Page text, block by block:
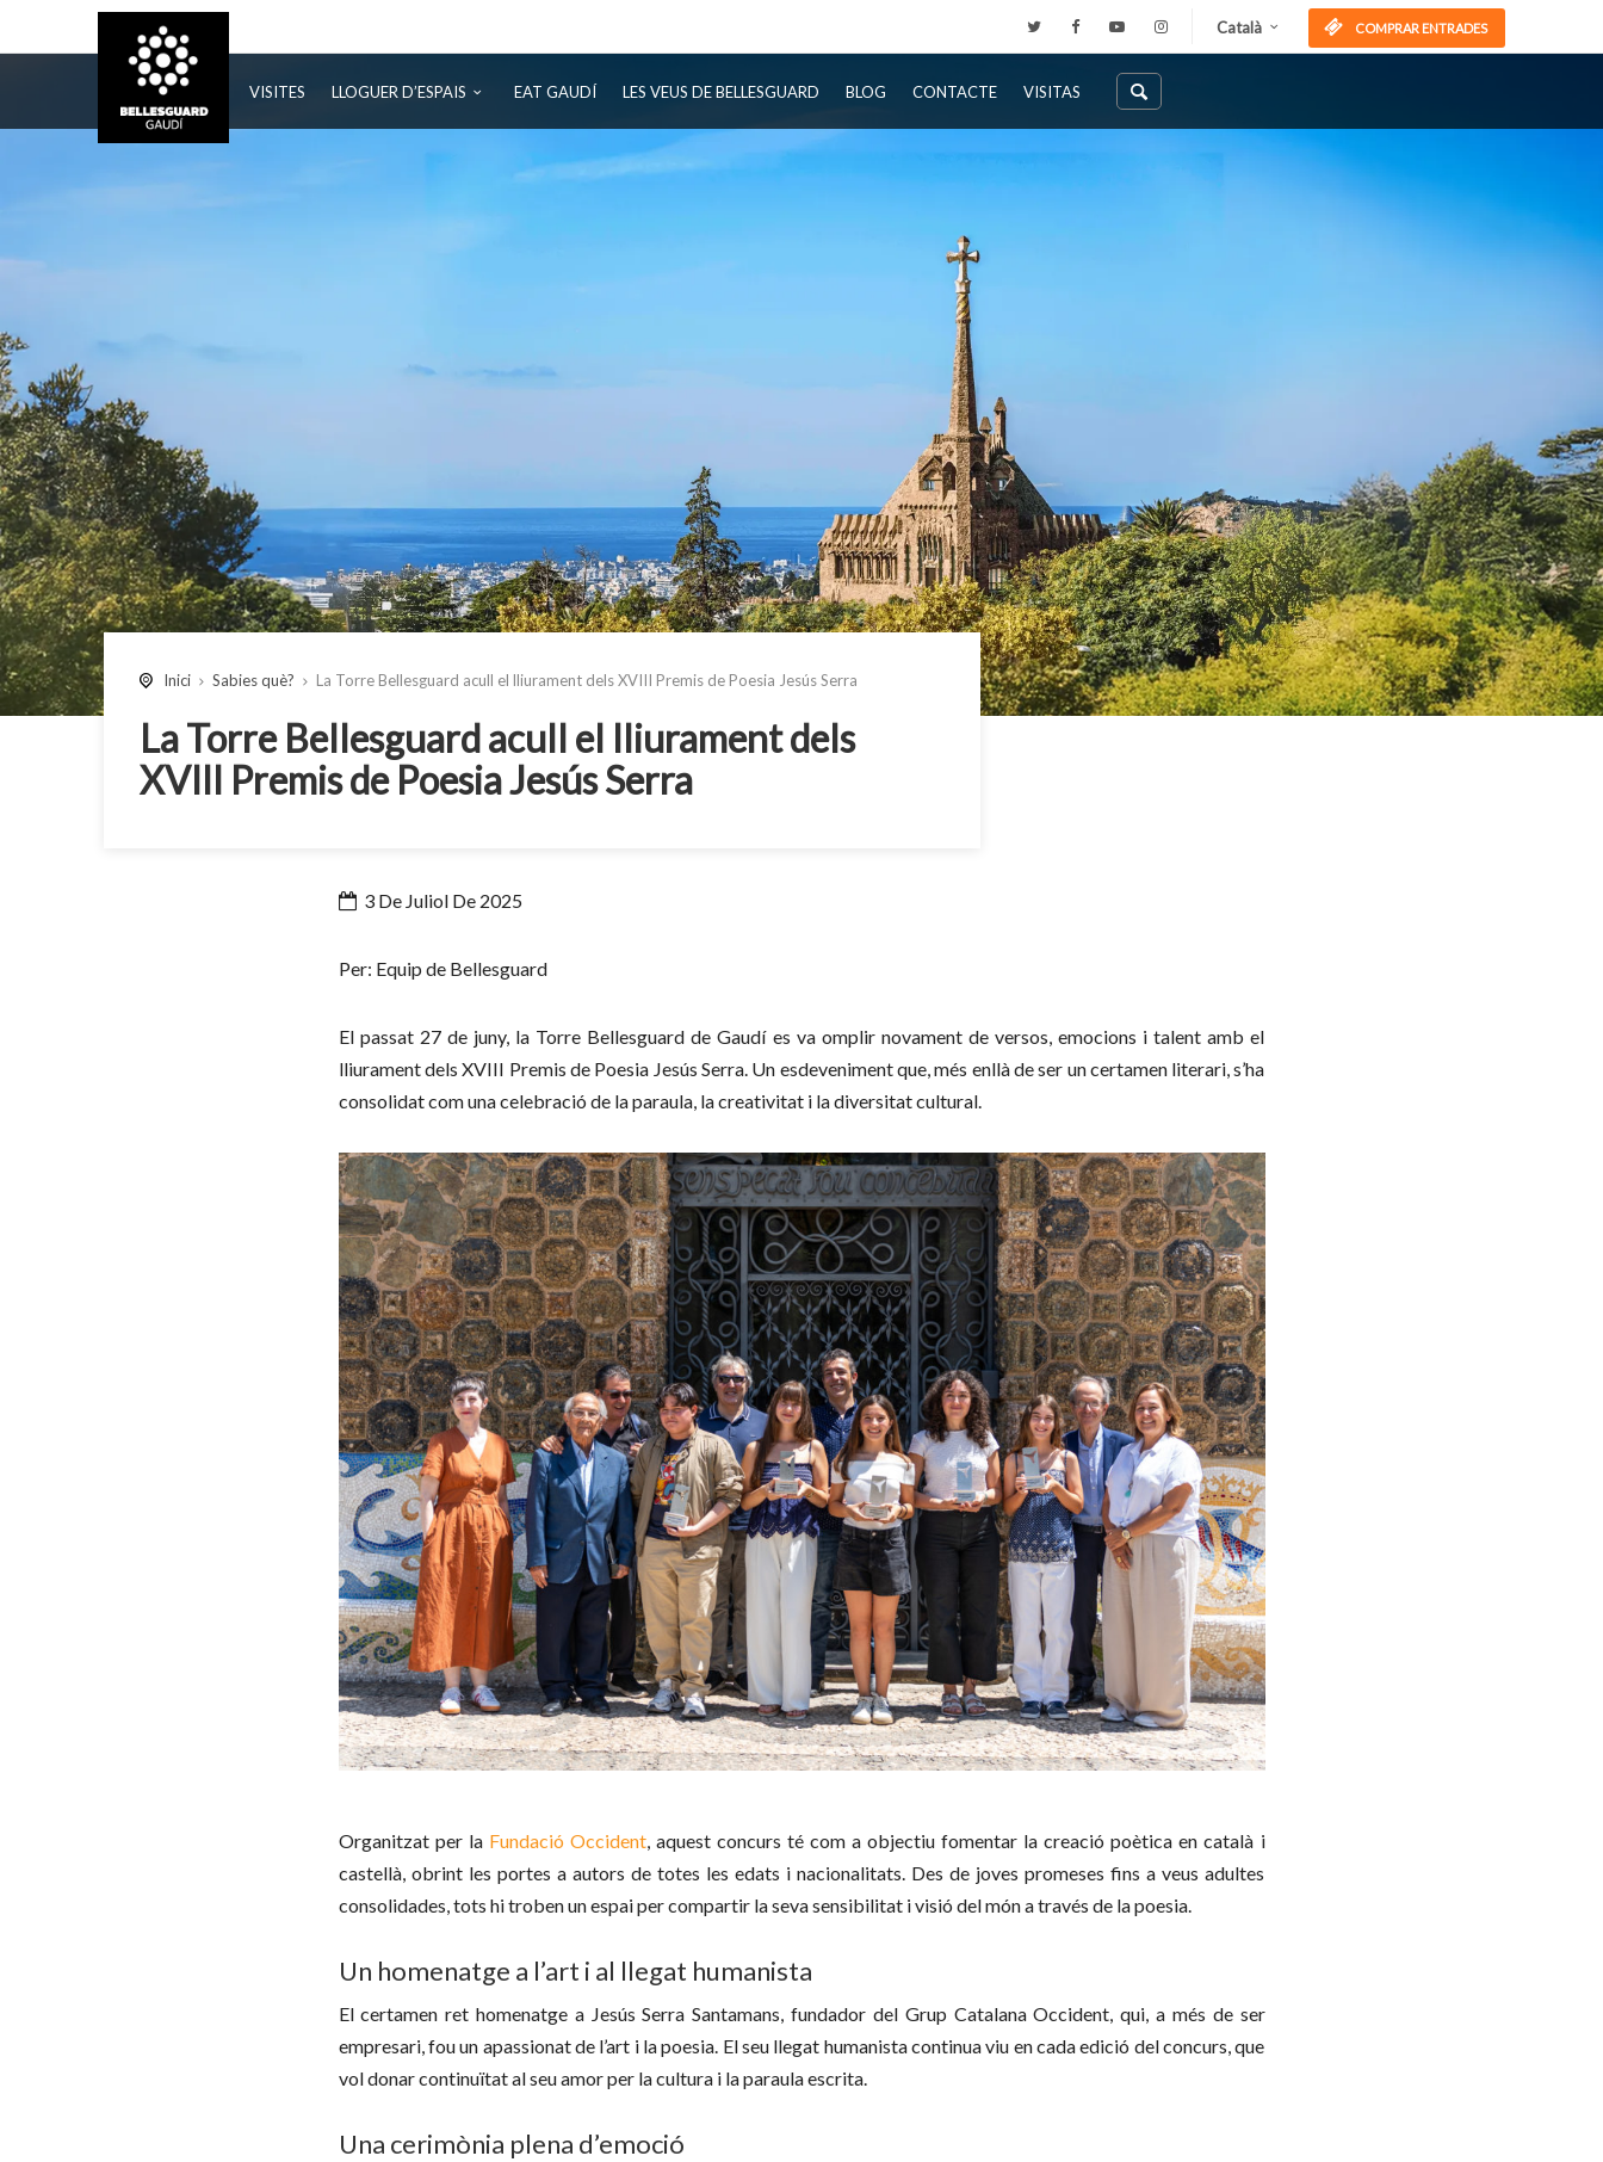
Català COMPRAR ENTRADES
BELLESGUARD VISITES LLOGUER D’ESPAIS EAT GAUDÍ LES VEUS DE BELLESGUARD BLOG CONTACTE VISITAS
Inici Sabies què? La Torre Bellesguard acull el lliurament dels XVIII Premis de Poesia Jesús Serra
La Torre Bellesguard acull el lliurament dels
XVIII Premis de Poesia Jesús Serra
3 De Juliol De 2025
Per: Equip de Bellesguard
El passat 27 de juny, la Torre Bellesguard de Gaudí es va omplir novament de versos, emocions i talent amb el
lliurament dels XVIII Premis de Poesia Jesús Serra. Un esdeveniment que, més enllà de ser un certamen literari, s’ha
consolidat com una celebració de la paraula, la creativitat i la diversitat cultural.
Organitzat per la Fundació Occident, aquest concurs té com a objectiu fomentar la creació poètica en català i
castellà, obrint les portes a autors de totes les edats i nacionalitats. Des de joves promeses fins a veus adultes
consolidades, tots hi troben un espai per compartir la seva sensibilitat i visió del món a través de la poesia.
Un homenatge a l’art i al llegat humanista
El certamen ret homenatge a Jesús Serra Santamans, fundador del Grup Catalana Occident, qui, a més de ser
empresari, fou un apassionat de l’art i la poesia. El seu llegat humanista continua viu en cada edició del concurs, que
vol donar continuïtat al seu amor per la cultura i la paraula escrita.
Una cerimònia plena d’emoció